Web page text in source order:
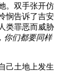
。双手张开仿
悯告诉了吉安
类罪恶而威胁
你们都要同样
己土地上发生